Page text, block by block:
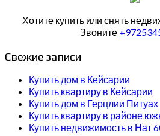
Хотите купить или снять
Звоните
Свежие записи
Купить дом в Кейсарии
Купить квартиру в Кейсарии
Купить дом в Герцлии Питуах
Купить квартиру в районе
Купить недвижимость в Нат